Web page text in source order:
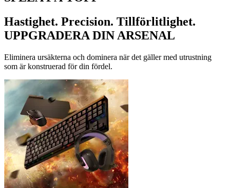
Hastighet. Precision. Tillförlitlighet.
UPPGRADERA DIN ARSENAL
Eliminera ursäkterna och dominera när det gäller med utrustning
som är konstruerad för din fördel.